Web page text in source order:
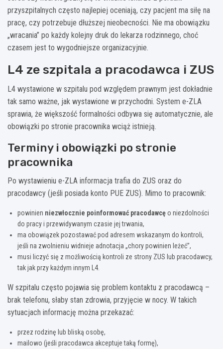
przyszpitalnych często najlepiej oceniają, czy pacjent ma siłę na
pracę, czy potrzebuje dłuższej nieobecności. Nie ma obowiązku
„wracania” po każdy kolejny druk do lekarza rodzinnego, choć
czasem jest to wygodniejsze organizacyjnie.
L4 ze szpitala a pracodawca i ZUS
L4 wystawione w szpitalu pod względem prawnym jest dokładnie
tak samo ważne, jak wystawione w przychodni. System e-ZLA
sprawia, że większość formalności odbywa się automatycznie, ale
obowiązki po stronie pracownika wciąż istnieją.
Terminy i obowiązki po stronie
pracownika
Po wystawieniu e-ZLA informacja trafia do ZUS oraz do
pracodawcy (jeśli posiada konto PUE ZUS). Mimo to pracownik:
powinien niezwłocznie poinformować pracodawcęo niezdolności
do pracy i przewidywanym czasie jej trwania,
ma obowiązek pozostawać pod adresem wskazanym do kontroli,
jeśli na zwolnieniu widnieje adnotacja „chory powinien leżeć”,
musi liczyć się z możliwością kontroli ze strony ZUS lub pracodawcy,
tak jak przy każdym innym L4.
W szpitalu często pojawia się problem kontaktu z pracodawcą –
brak telefonu, słaby stan zdrowia, przyjęcie w nocy. W takich
sytuacjach informację można przekazać:
przez rodzinę lub bliską osobę,
mailowo (jeśli pracodawca akceptuje taką formę),